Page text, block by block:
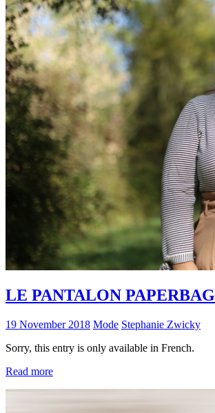
LE PANTALON PAPERBAG
19 November 2018 Mode Stephanie Zwicky
Sorry, this entry is only available in French.
Read more